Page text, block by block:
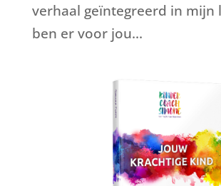
verhaal geïntegreerd in
ben er voor jou...